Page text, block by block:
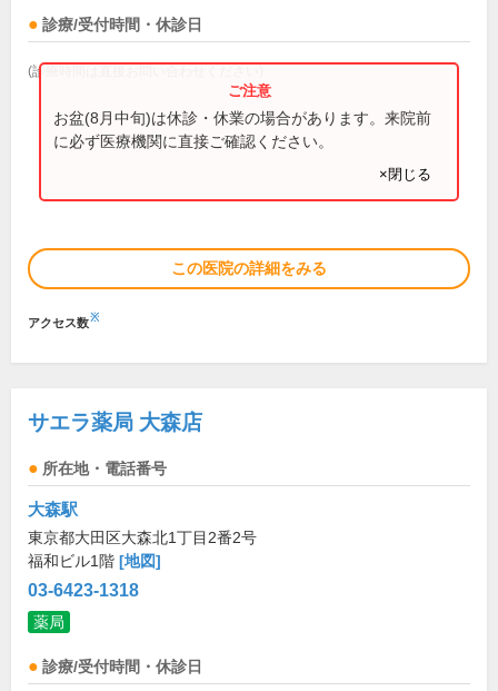
診療/受付時間・休診日
(診療時間は直接お問い合わせください)
お盆(8月中旬)は休診・休業の場合があります。来院前
に必ず医療機関に直接ご確認ください。
×閉じる
この医院の詳細をみる
アクセス数※
サエラ薬局 大森店
所在地・電話番号
大森駅
東京都大田区大森北1丁目2番2号
福和ビル1階 [地図]
03-6423-1318
薬局
診療/受付時間・休診日